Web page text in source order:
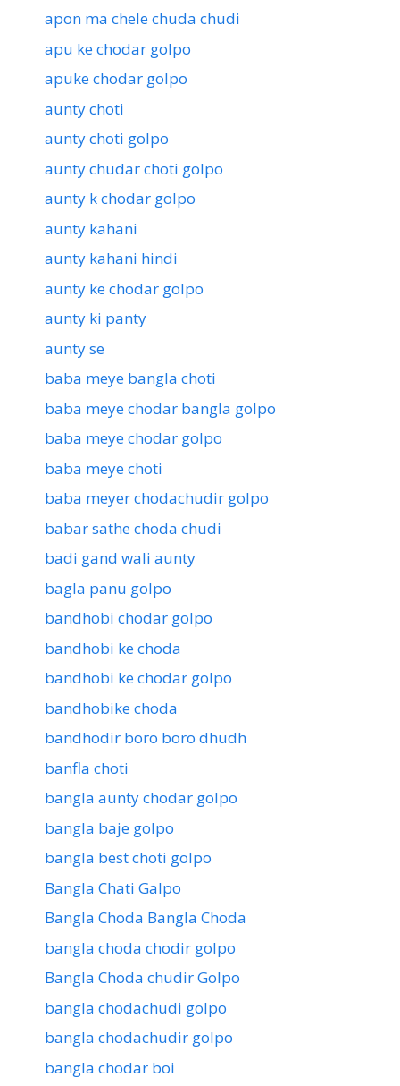
apon ma chele chuda chudi
apu ke chodar golpo
apuke chodar golpo
aunty choti
aunty choti golpo
aunty chudar choti golpo
aunty k chodar golpo
aunty kahani
aunty kahani hindi
aunty ke chodar golpo
aunty ki panty
aunty se
baba meye bangla choti
baba meye chodar bangla golpo
baba meye chodar golpo
baba meye choti
baba meyer chodachudir golpo
babar sathe choda chudi
badi gand wali aunty
bagla panu golpo
bandhobi chodar golpo
bandhobi ke choda
bandhobi ke chodar golpo
bandhobike choda
bandhodir boro boro dhudh
banfla choti
bangla aunty chodar golpo
bangla baje golpo
bangla best choti golpo
Bangla Chati Galpo
Bangla Choda Bangla Choda
bangla choda chodir golpo
Bangla Choda chudir Golpo
bangla chodachudi golpo
bangla chodachudir golpo
bangla chodar boi